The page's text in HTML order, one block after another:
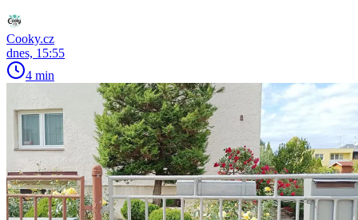
Cooky.cz
dnes, 15:55
4 min